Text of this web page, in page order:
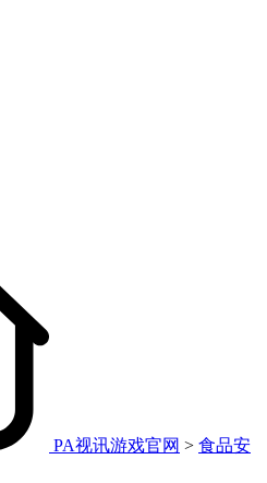
PA视讯游戏官网 > 食品安